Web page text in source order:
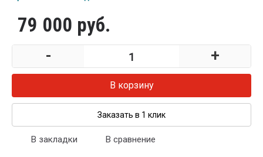
79 000 руб.
- +
В корзину
Заказать в 1 клик
В закладки В сравнение